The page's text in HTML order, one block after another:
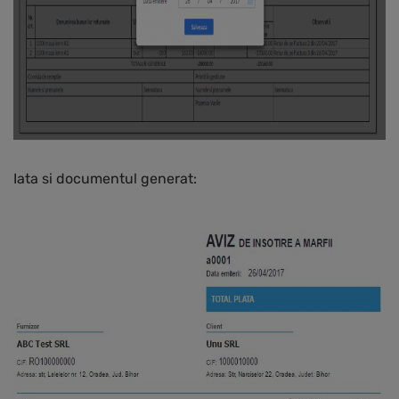
Iata si documentul generat: